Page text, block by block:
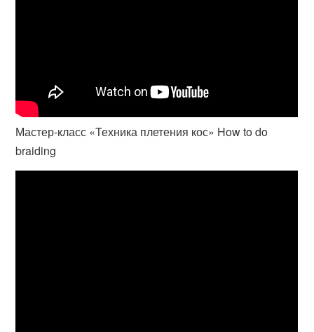
Мастер-класс «Техника плетения кос» How to do
braiding